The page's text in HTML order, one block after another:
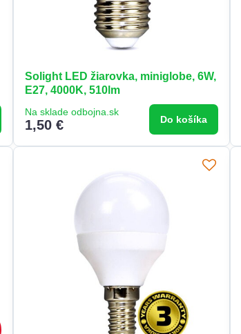
Solight LED žiarovka, miniglobe, 6W,
E27, 4000K, 510lm
Na sklade odbojna.sk
1,50 € Do košíka